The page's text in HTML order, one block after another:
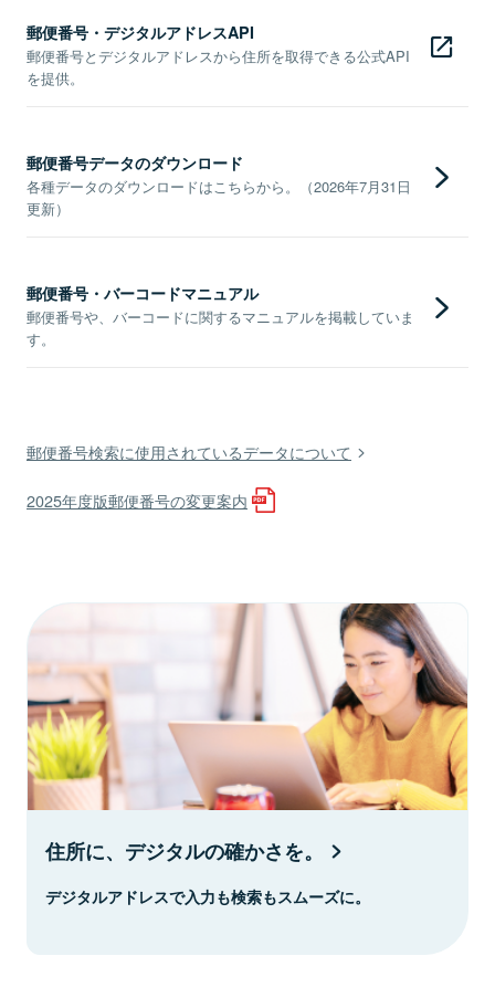
郵便番号・デジタルアドレスAPI
郵便番号とデジタルアドレスから住所を取得できる公式API
を提供。
郵便番号データのダウンロード
各種データのダウンロードはこちらから。（2026年7月31日
更新）
郵便番号・バーコードマニュアル
郵便番号や、バーコードに関するマニュアルを掲載していま
す。
郵便番号検索に使用されているデータについて
2025年度版郵便番号の変更案内
住所に、デジタルの確かさを。
デジタルアドレスで入力も検索もスムーズに。